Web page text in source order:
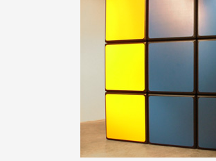
Visites d'ateliers
Production vidéo
Formation